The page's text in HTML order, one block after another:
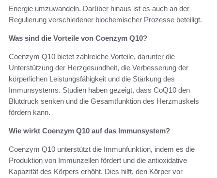
Energie umzuwandeln. Darüber hinaus ist es auch an der
Regulierung verschiedener biochemischer Prozesse beteiligt.
Was sind die Vorteile von Coenzym Q10?
Coenzym Q10 bietet zahlreiche Vorteile, darunter die
Unterstützung der Herzgesundheit, die Verbesserung der
körperlichen Leistungsfähigkeit und die Stärkung des
Immunsystems. Studien haben gezeigt, dass CoQ10 den
Blutdruck senken und die Gesamtfunktion des Herzmuskels
fördern kann.
Wie wirkt Coenzym Q10 auf das Immunsystem?
Coenzym Q10 unterstützt die Immunfunktion, indem es die
Produktion von Immunzellen fördert und die antioxidative
Kapazität des Körpers erhöht. Dies hilft, den Körper vor